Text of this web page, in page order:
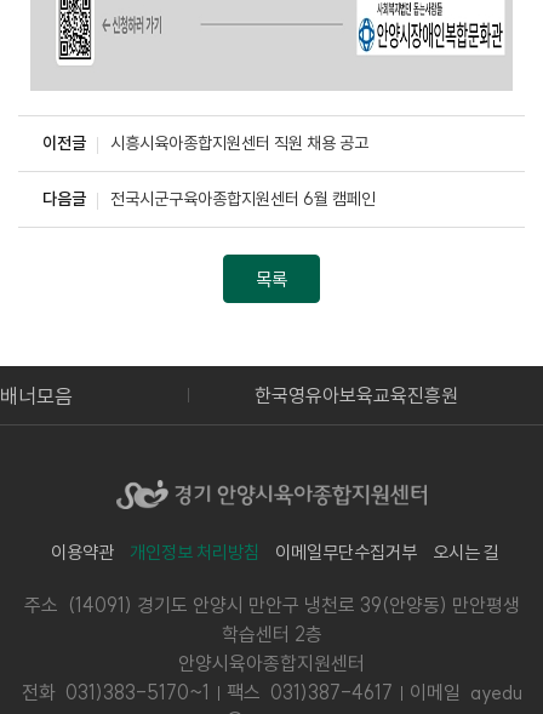
이전글 시흥시육아종합지원센터 직원 채용 공고
다음글 전국시군구육아종합지원센터 6월 캠페인
목록
배너모음
시청 한국영유아보육교육진흥원
이용약관 개인정보 처리방침 이메일무단수집거부 오시는 길
주소 (14091) 경기도 안양시 만안구 냉천로 39(안양동) 만안평생
학습센터 2층
안양시육아종합지원센터
전화 031)383-5170~1 팩스 031)387-4617
이메일 ayedu